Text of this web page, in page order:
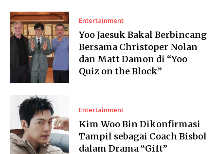
Entertainment
Yoo Jaesuk Bakal Berbincang
Bersama Christoper Nolan
dan Matt Damon di “Yoo
Quiz on the Block”
Entertainment
Kim Woo Bin Dikonfirmasi
Tampil sebagai Coach Bisbol
dalam Drama “Gift”